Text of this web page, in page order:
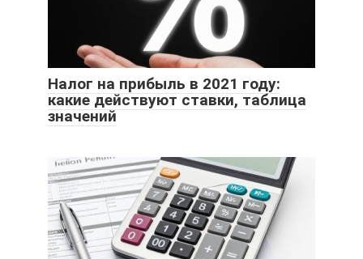
Налог на прибыль в 2021 году:
какие действуют ставки, таблица
значений